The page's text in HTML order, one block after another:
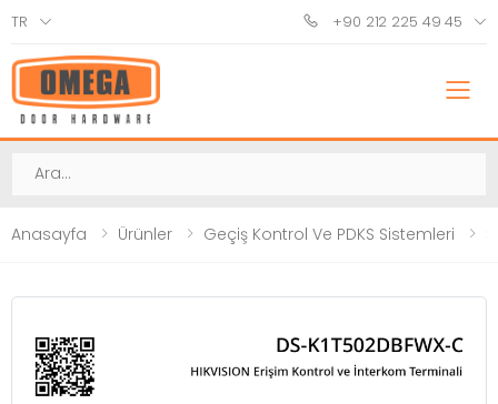
TR +90 212 225 49 45
Ara
Anasayfa Ürünler Geçiş Kontrol Ve PDKS Sistemleri